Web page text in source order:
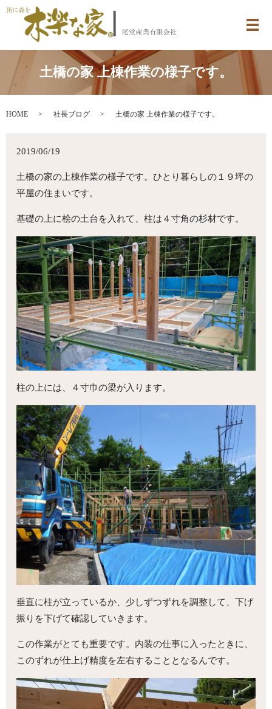
メ
土橋の家 上棟作業の様子です。
HOME 社長ブログ 土橋の家 上棟作業の様子です。
2019/06/19
土橋の家の上棟作業の様子です。ひとり暮らしの１９坪の
平屋の住まいです。
基礎の上に桧の土台を入れて、柱は４寸角の杉材です。
柱の上には、４寸巾の梁が入ります。
垂直に柱が立っているか、少しずつずれを調整して、下げ
振りを下げて確認していきます。
この作業がとても重要です。内装の仕事に入ったときに、
このずれが仕上げ精度を左右することとなるんです。